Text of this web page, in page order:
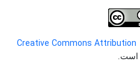
Creative Commons Attribution
است.